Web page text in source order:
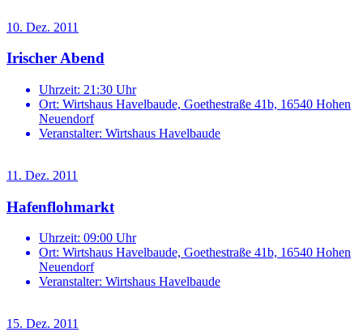
10. Dez. 2011
Irischer Abend
Uhrzeit: 21:30 Uhr
Ort: Wirtshaus Havelbaude, Goethestraße 41b, 16540 Hohen
Neuendorf
Veranstalter: Wirtshaus Havelbaude
11. Dez. 2011
Hafenflohmarkt
Uhrzeit: 09:00 Uhr
Ort: Wirtshaus Havelbaude, Goethestraße 41b, 16540 Hohen
Neuendorf
Veranstalter: Wirtshaus Havelbaude
15. Dez. 2011